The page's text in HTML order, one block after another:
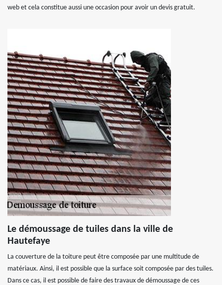
web et cela constitue aussi une occasion pour avoir un devis gratuit.
Le démoussage de tuiles dans la ville de
Hautefaye
La couverture de la toiture peut être composée par une multitude de
matériaux. Ainsi, il est possible que la surface soit composée par des tuiles.
Dans ce cas, il est possible de faire des travaux de démoussage de ces